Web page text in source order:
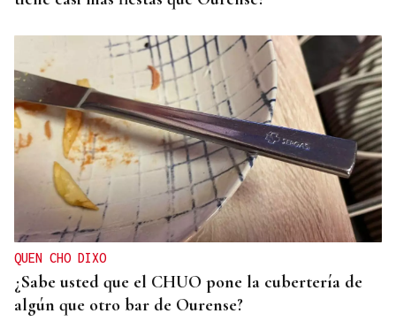
QUEN CHO DIXO
¿Sabe usted que el CHUO pone la cubertería de
algún que otro bar de Ourense?